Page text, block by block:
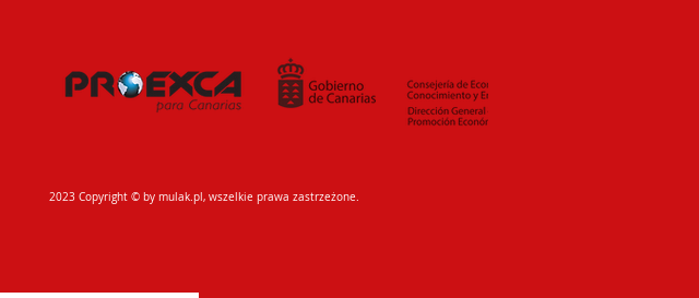
2023 Copyright © by mulak.pl, wszelkie prawa zastrzeżone.